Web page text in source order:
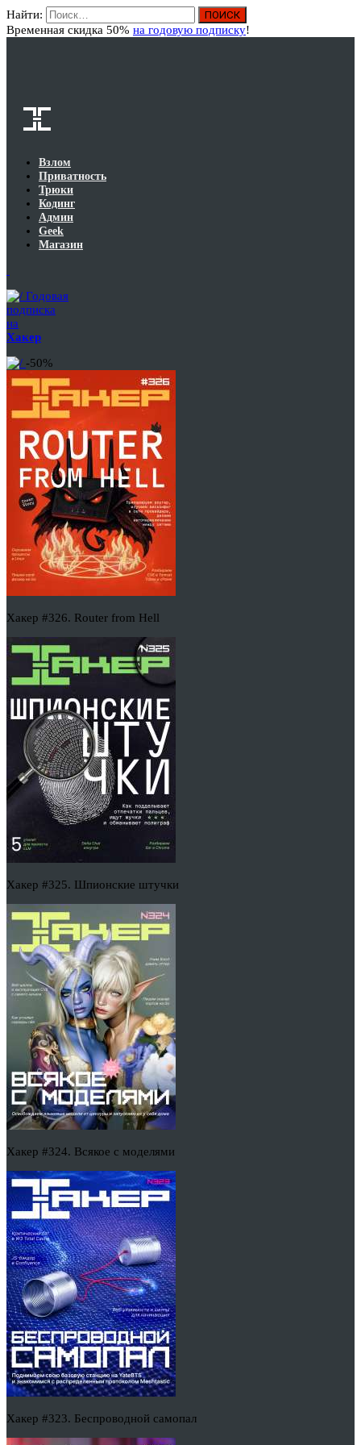
Найти:
Временная скидка 50% на годовую подписку!
Взлом
Приватность
Трюки
Кодинг
Админ
Geek
Магазин
Годовая
подписка
на
Хакер
-50%
Хакер #326. Router from Hell
Хакер #325. Шпионские штучки
Хакер #324. Всякое с моделями
Хакер #323. Беспроводной самопал